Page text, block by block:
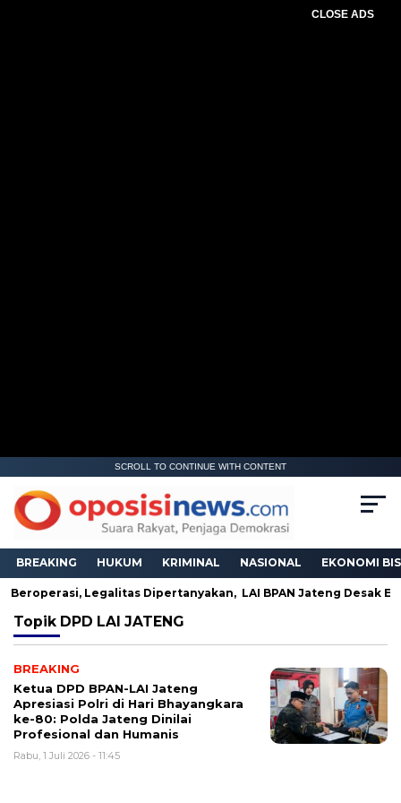
CLOSE ADS
SCROLL TO CONTINUE WITH CONTENT
BREAKING HUKUM KRIMINAL NASIONAL EKONOMI
Legalitas Dipertanyakan, LAI BPAN Jateng Desak
Topik DPD LAI JATENG
BREAKING
Ketua DPD BPAN-LAI Jateng
Apresiasi Polri di Hari Bhayangkara
ke-80: Polda Jateng Dinilai
Profesional dan Humanis
Rabu, 1 Juli 2026 - 11:45